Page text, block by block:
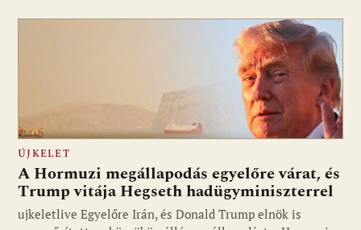
Fotó: ujkelet.live
ÚJKELET
A Hormuzi megállapodás egyelőre várat, és
Trump vitája Hegseth hadügyminiszterrel
ujkeletlive Egyelőre Irán, és Donald Trump elnök is